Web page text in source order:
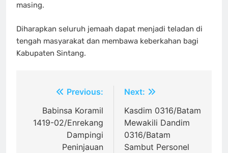
masing.
Diharapkan seluruh jemaah dapat menjadi teladan di
tengah masyarakat dan membawa keberkahan bagi
Kabupaten Sintang.
Navigasi
pos
Previous:
Babinsa Koramil
1419-02/Enrekang
Dampingi
Peninjauan
Next:
Kasdim 0316/Batam
Mewakili Dandim
0316/Batam
Sambut Personel